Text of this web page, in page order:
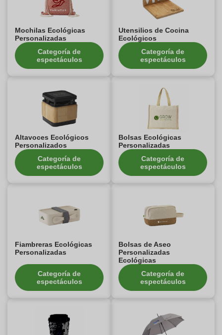
Mochilas Ecológicas
Personalizadas
Categoría de
espectáculos
Utensilios de Cocina
Ecológicos
Categoría de
espectáculos
Altavoces Ecológicos
Personalizados
Categoría de
espectáculos
Bolsas Ecológicas
Personalizadas
Categoría de
espectáculos
Fiambreras Ecológicas
Personalizadas
Categoría de
espectáculos
Bolsas de Aseo
Personalizadas
Ecológicas
Categoría de
espectáculos